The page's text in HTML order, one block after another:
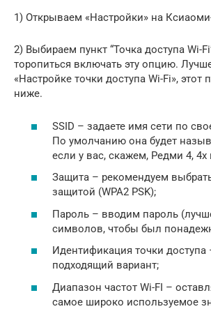
1) Открываем «Настройки» на
2) Выбираем пункт “Точка доступа Wi-
торопиться включать эту опцию.
«Настройке точки доступа Wi-Fi», этот
ниже.
SSID – задаете имя сети по
По умолчанию она будет
если у вас, скажем, Редми 4, 4х
Защита – рекомендуем
защитой (WPA2 PSK);
Пароль – вводим пароль
символов, чтобы был
Идентификация точки
подходящий вариант;
Диапазон частот Wi-FI –
самое широко используемое